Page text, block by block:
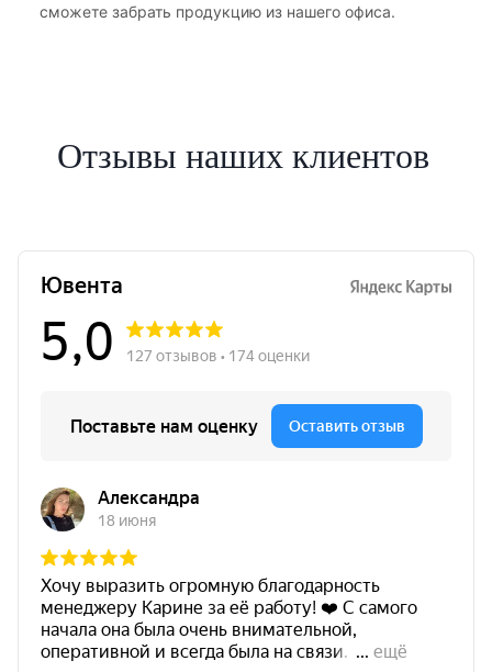
сможете забрать продукцию из нашего офиса.
Отзывы наших клиентов